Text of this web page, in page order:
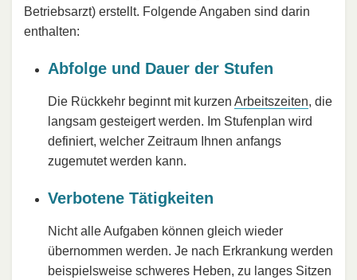
Betriebsarzt) erstellt. Folgende Angaben sind darin
enthalten:
Abfolge und Dauer der Stufen
Die Rückkehr beginnt mit kurzen Arbeitszeiten, die
langsam gesteigert werden. Im Stufenplan wird
definiert, welcher Zeitraum Ihnen anfangs
zugemutet werden kann.
Verbotene Tätigkeiten
Nicht alle Aufgaben können gleich wieder
übernommen werden. Je nach Erkrankung werden
beispielsweise schweres Heben, zu langes Sitzen